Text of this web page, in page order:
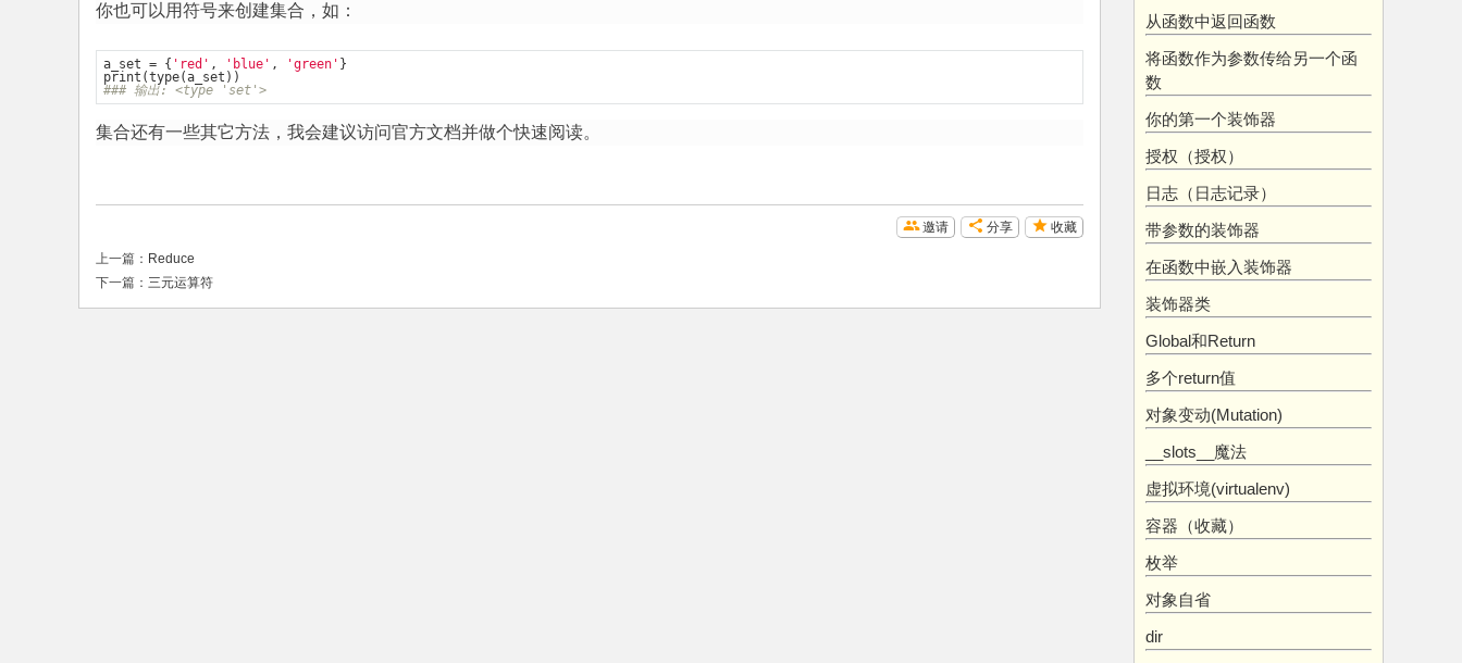
你也可以用符号来创建集合，如：
a_set = { 'red' , 'blue' , 'green' }
### 输出: <type 'set'>
集合还有一些其它方法，我会建议访问官方文档并做个快速阅读。
收藏
分享
邀请
上一篇： Reduce
下一篇： 三元运算符
从函数中返回函数
将函数作为参数传给另一个函
数
你的第一个装饰器
授权（授权）
日志（日志记录）
带参数的装饰器
在函数中嵌入装饰器
装饰器类
Global和Return
多个return值
对象变动(Mutation)
__slots__魔法
虚拟环境(virtualenv)
容器（收藏）
枚举
对象自省
dir